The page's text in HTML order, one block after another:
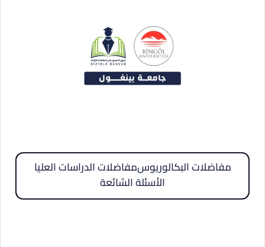
مفاضلات البكالوريوسمفاضلات الدراسات العليا
الأسئلة الشائعة